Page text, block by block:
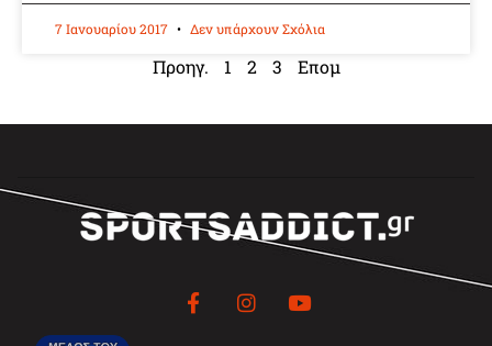
7 Ιανουαρίου 2017 Δεν υπάρχουν Σχόλια
Προηγ. 1 2 3 Επομ